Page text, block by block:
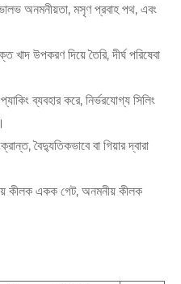
অনমনীয়তা, মসৃণ প্রবাহ পথ, এবং
খাদ উপকরণ দিয়ে তৈরি, দীর্ঘ পরিষেবা
ব্যবহার করে, নির্ভরযোগ্য সিলিং
বৈদ্যুতিকভাবে বা গিয়ার দ্বারা
কীলক একক গেট, অনমনীয় কীলক